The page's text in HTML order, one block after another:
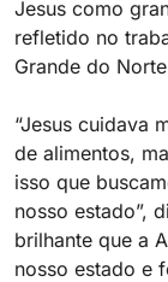
Jesus como
refletido no
Grande do
“Jesus cuidava
de alimentos,
isso que
nosso estado”,
brilhante que a
nosso estado e